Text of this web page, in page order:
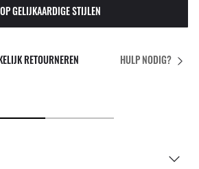
GELIJKAARDIGE STIJLEN
HULP NODIG?
RETOURNEREN